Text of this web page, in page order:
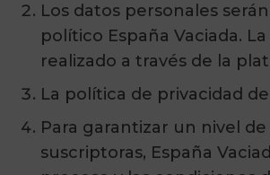
Los datos personales
político España Vaciada.
realizado a través de la
La política de privacidad
Para garantizar un nivel
suscriptoras, España